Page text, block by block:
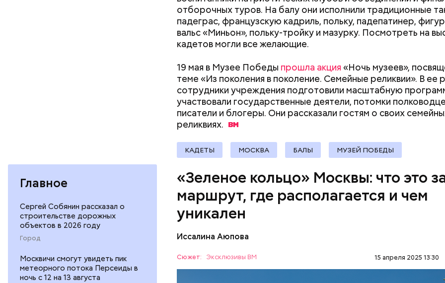
Главное
Сергей Собянин рассказал о
строительстве дорожных
объектов в 2026 году
Город
Москвичи смогут увидеть пик
метеорного потока Персеиды в
ночь с 12 на 13 августа
отборочных туров. На балу они исполнили традиционные
падеграс, французскую кадриль, польку, падепатинер,
вальс «Миньон», польку-тройку и мазурку. Посмотреть на
кадетов могли все желающие.
19 мая в Музее Победы прошла акция «Ночь музеев»,
теме «Из поколения в поколение. Семейные реликвии». В ее
сотрудники учреждения подготовили масштабную
участвовали государственные деятели, потомки
писатели и блогеры. Они рассказали гостям о своих
реликвиях.
КАДЕТЫ МОСКВА БАЛЫ МУЗЕЙ ПОБЕДЫ
«Зеленое кольцо» Москвы: что это
маршрут, где располагается и чем
уникален
Иссалина Аюпова
Сюжет: Эксклюзивы ВМ 15 апреля 2025 13:30
Как рассказали «ВМ» в пресс-службе ЦОДД, веломаршрут
кольцо» соединит зеленые зоны, метро, МЦД и МЦК по всей
Протяженность такого маршрута составит 120 километров:
велополос на улицах между парками. Таким образом, уже
участки от метро «Профсоюзная» до Лосиного Острова.
СПОРТ ОТДЫХ ВЕЛОСИПЕДЫ САМОКАТЫ
Патриаршие пруды
Как поменять батареи дома и
не получить штраф
Как получить до
рублей от
трудной
претендовать и